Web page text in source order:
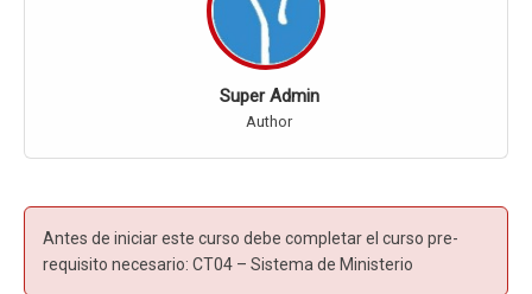
Super Admin
Author
Antes de iniciar este curso debe completar el curso pre-
requisito necesario: CT04 – Sistema de Ministerio